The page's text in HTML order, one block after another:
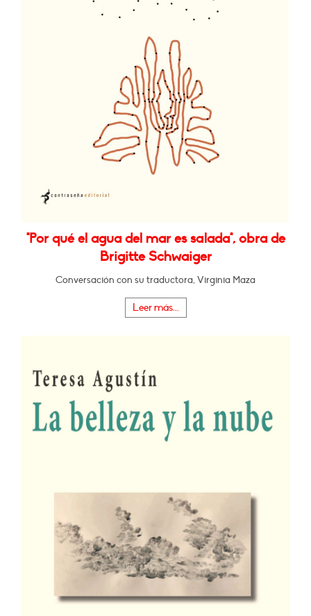
"Por qué el agua del mar es salada", obra de
Brigitte Schwaiger
Conversación con su traductora, Virginia Maza
Leer más...